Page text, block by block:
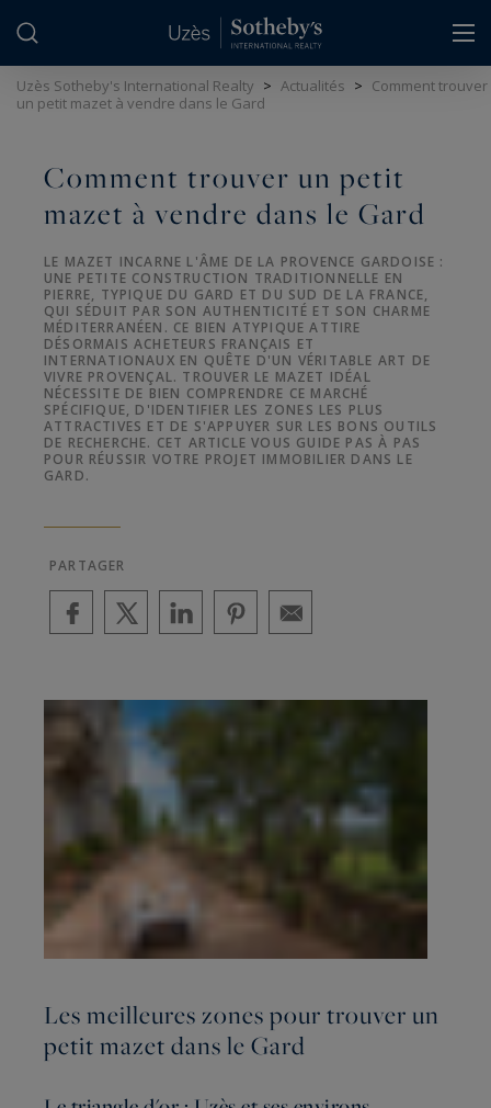
Uzès Sotheby's International Realty > Actualités > Comment trouver
un petit mazet à vendre dans le Gard
Comment trouver un petit
mazet à vendre dans le Gard
LE MAZET INCARNE L'ÂME DE LA PROVENCE GARDOISE :
UNE PETITE CONSTRUCTION TRADITIONNELLE EN
PIERRE, TYPIQUE DU GARD ET DU SUD DE LA FRANCE,
QUI SÉDUIT PAR SON AUTHENTICITÉ ET SON CHARME
MÉDITERRANÉEN. CE BIEN ATYPIQUE ATTIRE
DÉSORMAIS ACHETEURS FRANÇAIS ET
INTERNATIONAUX EN QUÊTE D'UN VÉRITABLE ART DE
VIVRE PROVENÇAL. TROUVER LE MAZET IDÉAL
NÉCESSITE DE BIEN COMPRENDRE CE MARCHÉ
SPÉCIFIQUE, D'IDENTIFIER LES ZONES LES PLUS
ATTRACTIVES ET DE S'APPUYER SUR LES BONS OUTILS
DE RECHERCHE. CET ARTICLE VOUS GUIDE PAS À PAS
POUR RÉUSSIR VOTRE PROJET IMMOBILIER DANS LE
GARD.
PARTAGER
Les meilleures zones pour trouver un
petit mazet dans le Gard